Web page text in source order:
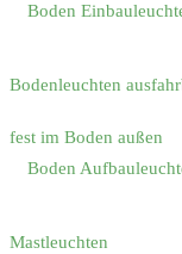
Boden
Bodenleuchten
fest im Boden außen
Boden
Mastleuchten